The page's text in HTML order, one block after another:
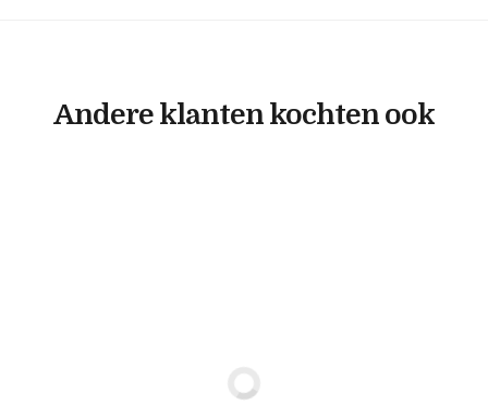
Andere klanten kochten ook